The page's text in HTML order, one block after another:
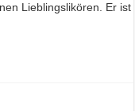
Lieblingslikören. Er ist